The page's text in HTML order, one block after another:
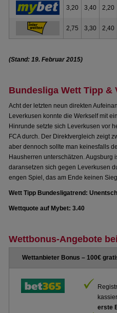
3,20 3,40 2,20
2,75 3,30 2,40
(Stand: 19. Februar 2015)
Bundesliga Wett Tipp &
Acht der letzten neun direkten
Leverkusen konnte die Werkself mit
Hinrunde setzte sich Leverkusen vor
FCA durch. Der Direktvergleich zeigt
aber dennoch sollte man keinesfalls
Hausherren unterschätzen.
daransetzen sich gegen Leverkusen
engen Spiel, das am Ende keinen
Wett Tipp Bundesligatrend:
Wettquote auf Mybet: 3.40
Wettbonus-Angebote
Wettanbieter Bonus – 100€
erste